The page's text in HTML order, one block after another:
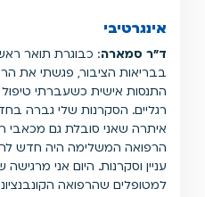
אינגרטיבי
ד"ר סמארה: כבוגרת תואר
בבריאות הציבור, פגשתי את
התנסות אישית כשעברתי
רגליים. הסקרנות שלי גברה
איתרה שאני סובלת גם מכאבי
הרפואה המשלימה היה חדש
עניין וסקרנות. היום אני
למטופלים שהרפואה